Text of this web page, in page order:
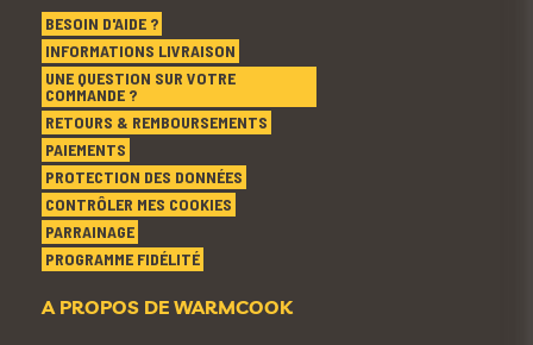
BESOIN D'AIDE ?
INFORMATIONS LIVRAISON
UNE QUESTION SUR VOTRE
COMMANDE ?
RETOURS & REMBOURSEMENTS
PAIEMENTS
PROTECTION DES DONNÉES
CONTRÔLER MES COOKIES
PARRAINAGE
PROGRAMME FIDÉLITÉ
A PROPOS DE WARMCOOK